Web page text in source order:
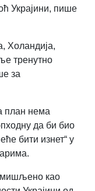
Украјини, пише
Холандија,
тренутно
за
план нема
да би био
бити изнет“ у
као